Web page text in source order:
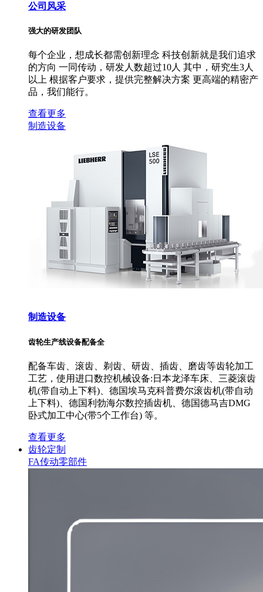
公司风采
强大的研发团队
每个企业，想成长都需创新理念 科技创新就是我们追求
的方向 一同传动，研发人数超过10人 其中，研究生3人
以上 根据客户要求，提供完整解决方案 更高端的精密产
品，我们能行。
查看更多
制造设备
制造设备
齿轮生产线设备配备全
配备车齿、滚齿、剃齿、研齿、插齿、磨齿等齿轮加工
工艺，使用进口数控机械设备:日本龙泽车床、三菱滚齿
机(带自动上下料)、德国埃马克科普费尔滚齿机(带自动
上下料)、德国利勃海尔数控插齿机、德国德马吉DMG
卧式加工中心(带5个工作台) 等。
查看更多
齿轮定制
FA传动零部件